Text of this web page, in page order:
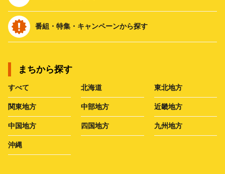
番組・特集・キャンペーンから探す
まちから探す
すべて 北海道 東北地方
関東地方 中部地方 近畿地方
中国地方 四国地方 九州地方
沖縄